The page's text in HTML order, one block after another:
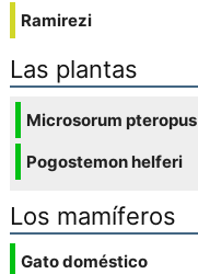
Ramirezi
Las plantas
Microsorum pteropus
Pogostemon helferi
Los mamíferos
Gato doméstico